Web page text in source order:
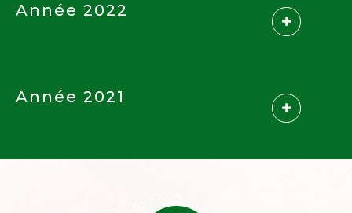
Année 2022
Année 2021